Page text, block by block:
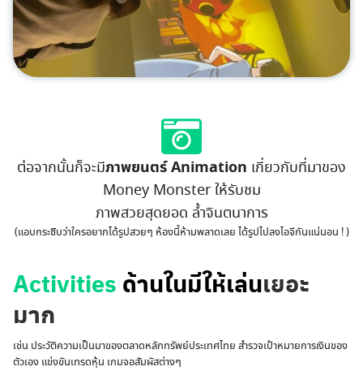
ต่อจากนั้นก็จะมีภาพยนตร์ Animation เกี่ยวกับที่มาของ
Money Monster ให้รับชม
ภาพสวยสุดยอด ล้ำจินตนาการ
(แอบกระซิบว่าใครอยากได้รูปสวยๆ ห้องนี้ห้ามพลาดเลย ได้รูปไปลงไอจีกันแน่นอน ! )
Activities ด้านในมีให้เล่นเยอะ
มาก
เช่น ประวัติความเป็นมาของตลาดหลักทรัพย์ประเทศไทย สำรวจเป้าหมายการเงินของ
ตัวเอง แข่งขันเทรดหุ้น เกมจอสัมผัสต่างๆ